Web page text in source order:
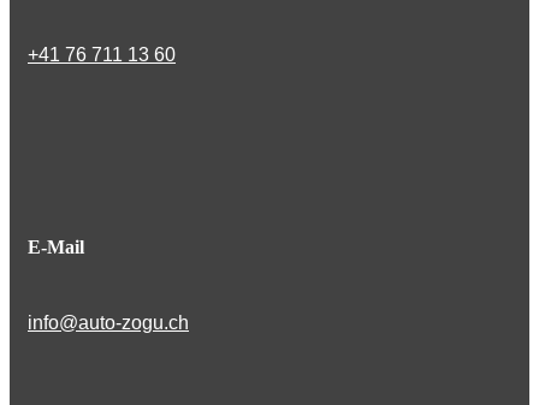
+41 76 711 13 60
E-Mail
info@auto-zogu.ch